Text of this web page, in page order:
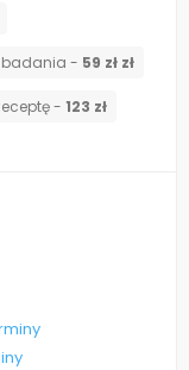
badania - 59 zł zł
- 123 zł